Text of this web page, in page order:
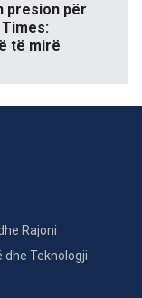
presion për
të mirë
Rajoni
dhe Teknologji